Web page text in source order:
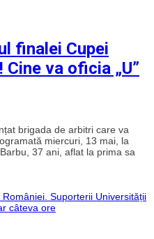
finalei Cupei
Cine va oficia „U”
brigada de arbitri care va
miercuri, 13 mai, la
37 ani, aflat la prima sa